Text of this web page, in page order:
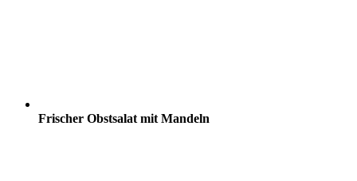
Frischer Obstsalat mit Mandeln